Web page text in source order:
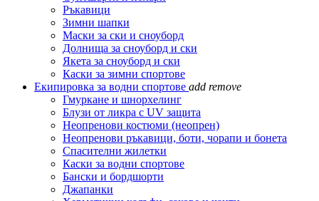
Ръкавици
Зимни шапки
Маски за ски и сноуборд
Долнища за сноуборд и ски
Якета за сноуборд и ски
Каски за зимни спортове
Екипировка за водни спортове add remove
Гмуркане и шнорхелинг
Блузи от ликра с UV защита
Неопренови костюми (неопрен)
Неопренови ръкавици, боти, чорапи и бонета
Спасителни жилетки
Каски за водни спортове
Бански и бордшорти
Джапанки